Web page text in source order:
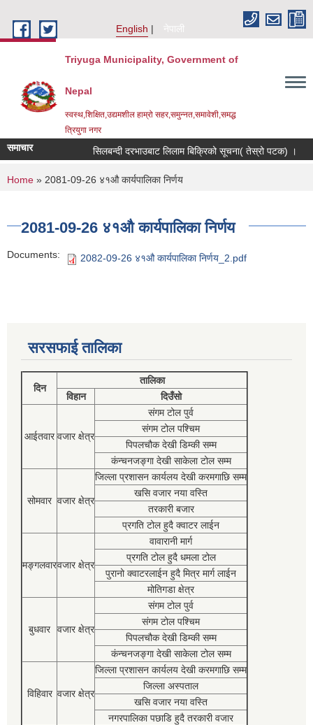
English
नेपाली
Triyuga Municipality, Government of
Nepal
स्वस्थ,शिक्षित,उद्यमशील हाम्रो सहर,समुन्नत,समावेशी,समद्ध
त्रियुगा नगर
समाचार सिलबन्दी दरभाउबाट लिलाम बिक्रिको सूचना( तेस्रो पटक) ।
You are here
Home » 2081-09-26 ४१औ कार्यपालिका निर्णय
2081-09-26 ४१औ कार्यपालिका निर्णय
Documents: 2082-09-26 ४१औ कार्यपालिका निर्णय_2.pdf
सरसफाई तालिका
दिन
तालिका
विहान
दिउँसो
आईतवार वजार क्षेत्र
संगम टोल पुर्व
संगम टोल पश्चिम
पिपलचौक देखी डिम्की सम्म
कंन्चनजङ्गा देखी साकेला टोल सम्म
सोमवार वजार क्षेत्र
जिल्ला प्रशासन कार्यलय देखी करमगाछि सम्म
खसि वजार नया वस्ति
तरकारी बजार
प्रगति टोल हुदै क्वाटर लाईन
मङ्गलवारवजार क्षेत्र
वावारानी मार्ग
प्रगति टोल हुदै धमला टोल
पुरानो क्वाटरलाईन हुदै मित्र मार्ग लाईन
मोतिगडा क्षेत्र
बुधवार वजार क्षेत्र
संगम टोल पुर्व
संगम टोल पश्चिम
पिपलचौक देखी डिम्की सम्म
कंन्चनजङ्गा देखी साकेला टोल सम्म
विहिवार वजार क्षेत्र
जिल्ला प्रशासन कार्यलय देखी करमगाछि सम्म
जिल्ला अस्पताल
खसि वजार नया वस्ति
नगरपालिका पछाडि हुदै तरकारी वजार